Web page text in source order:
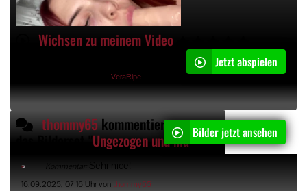
Wichsen zu meinem Video
VeraRipe
Jetzt abspielen
thommy65kommentiert
Ungezogen und Masturbation "
Bilder jetzt ansehen
Kommentar: Sehr nice!
16.09.2025, 07:16 Uhr vonthommy65